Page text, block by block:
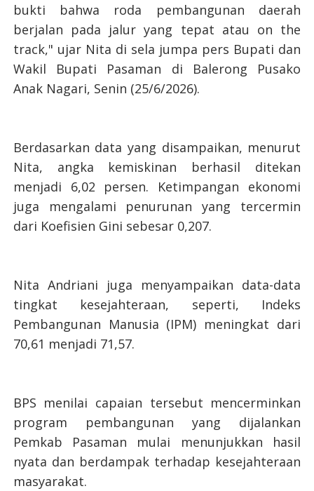
bukti bahwa roda pembangunan daerah
berjalan pada jalur yang tepat atau on the
track," ujar Nita di sela jumpa pers Bupati dan
Wakil Bupati Pasaman di Balerong Pusako
Anak Nagari, Senin (25/6/2026).
Berdasarkan data yang disampaikan, menurut
Nita, angka kemiskinan berhasil ditekan
menjadi 6,02 persen. Ketimpangan ekonomi
juga mengalami penurunan yang tercermin
dari Koefisien Gini sebesar 0,207.
Nita Andriani juga menyampaikan data-data
tingkat kesejahteraan, seperti, Indeks
Pembangunan Manusia (IPM) meningkat dari
70,61 menjadi 71,57.
BPS menilai capaian tersebut mencerminkan
program pembangunan yang dijalankan
Pemkab Pasaman mulai menunjukkan hasil
nyata dan berdampak terhadap kesejahteraan
masyarakat.